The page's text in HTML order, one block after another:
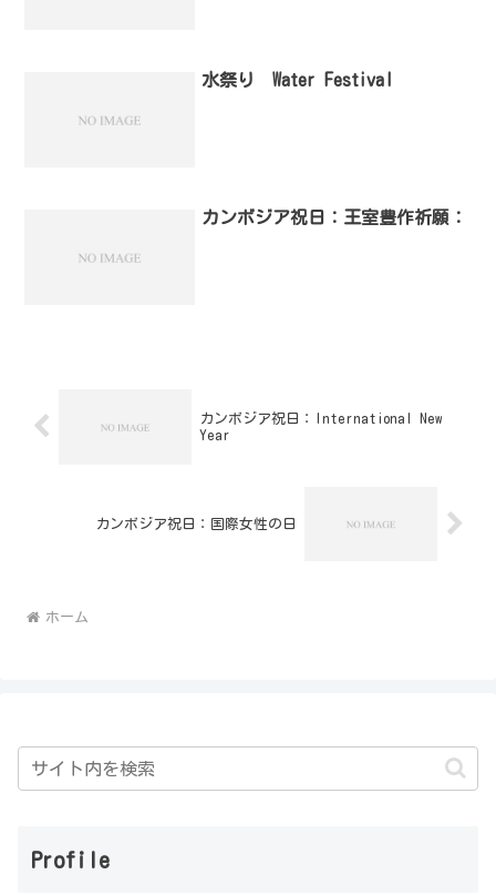
水祭り Water Festival
カンボジア祝日：王室豊作祈願：
カンボジア祝日：International New
Year
カンボジア祝日：国際女性の日
ホーム
Profile